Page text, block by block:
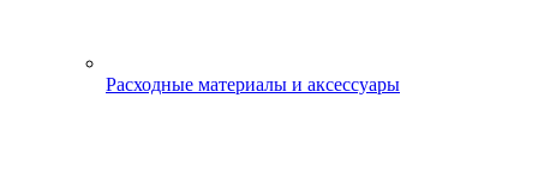
Расходные материалы и аксессуары